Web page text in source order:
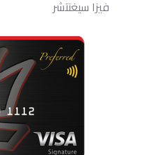
فيزا سيغنتشر